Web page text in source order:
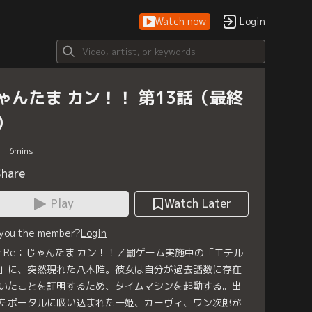
Watch now Login
んたま カン！！ 第13話（最終
6mins
Play
Watch Later
the member?Login
：じゃんたま カン！！／罰ゲーム実施中の「エテル
に、突然現れた八木唯。彼女は自分が過去話数に存在
たことを証明するため、タイムマシンを起動する。出
ポータルに吸い込まれた一姫、カーヴィ、ワン次郎が